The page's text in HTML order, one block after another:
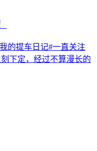
的提车日记#一直关注
下定，经过不算漫长的